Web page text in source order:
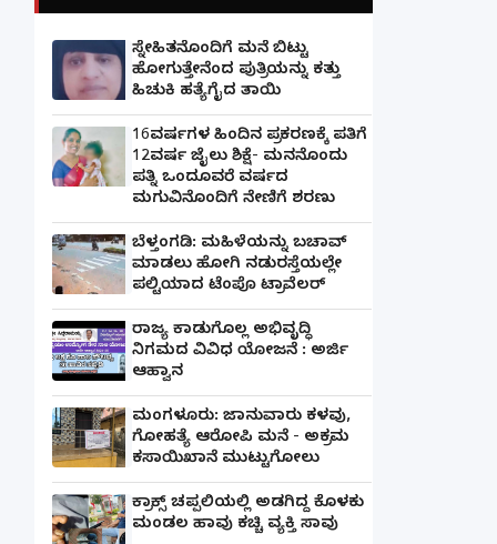
ಸ್ನೇಹಿತನೊಂದಿಗೆ ಮನೆ ಬಿಟ್ಟು
ಹೋಗುತ್ತೇನೆಂದ ಪುತ್ರಿಯನ್ನು ಕತ್ತು
ಹಿಚುಕಿ ಹತ್ಯೆಗೈದ ತಾಯಿ
16ವರ್ಷಗಳ ಹಿಂದಿನ ಪ್ರಕರಣಕ್ಕೆ ಪತಿಗೆ
12ವರ್ಷ ಜೈಲು ಶಿಕ್ಷೆ- ಮನನೊಂದು
ಪತ್ನಿ ಒಂದೂವರೆ ವರ್ಷದ
ಮಗುವಿನೊಂದಿಗೆ ನೇಣಿಗೆ ಶರಣು
ಬೆಳ್ತಂಗಡಿ: ಮಹಿಳೆಯನ್ನು ಬಚಾವ್
ಮಾಡಲು ಹೋಗಿ ನಡುರಸ್ತೆಯಲ್ಲೇ
ಪಲ್ಟಿಯಾದ ಟೆಂಪೊ ಟ್ರಾವೆಲರ್
ರಾಜ್ಯ ಕಾಡುಗೊಲ್ಲ ಅಭಿವೃದ್ಧಿ
ನಿಗಮದ ವಿವಿಧ ಯೋಜನೆ : ಅರ್ಜಿ
ಆಹ್ವಾನ
ಮಂಗಳೂರು: ಜಾನುವಾರು ಕಳವು,
ಗೋಹತ್ಯೆ ಆರೋಪಿ ಮನೆ - ಅಕ್ರಮ
ಕಸಾಯಿಖಾನೆ ಮುಟ್ಟುಗೋಲು
ಕ್ರಾಕ್ಸ್ ಚಪ್ಪಲಿಯಲ್ಲಿ ಅಡಗಿದ್ದ ಕೊಳಕು
ಮಂಡಲ ಹಾವು ಕಚ್ಚಿ ವ್ಯಕ್ತಿ ಸಾವು